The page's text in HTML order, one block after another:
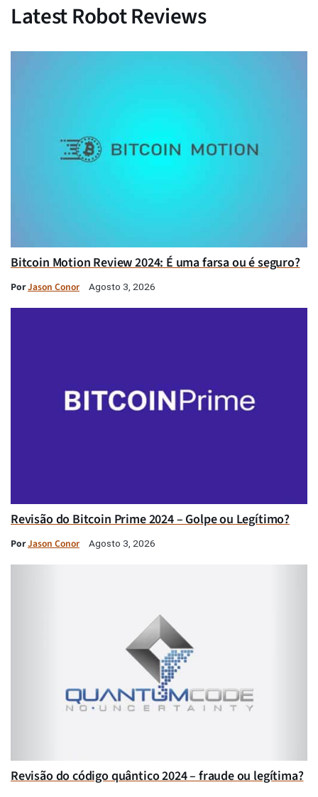
Latest Robot Reviews
Bitcoin Motion Review 2024: É uma farsa ou é seguro?
PorJason Conor Agosto 3, 2026
Revisão do Bitcoin Prime 2024 – Golpe ou Legítimo?
PorJason Conor Agosto 3, 2026
Revisão do código quântico 2024 – fraude ou legítima?